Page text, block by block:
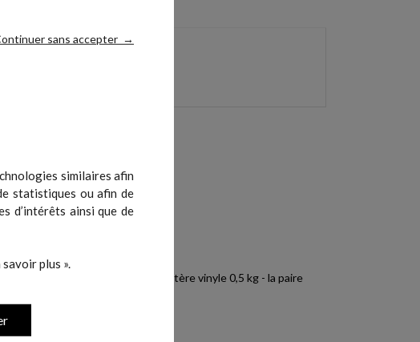
sans accepter →
similaires afin
statistiques ou afin de
d’intérêts ainsi que de
plus ».